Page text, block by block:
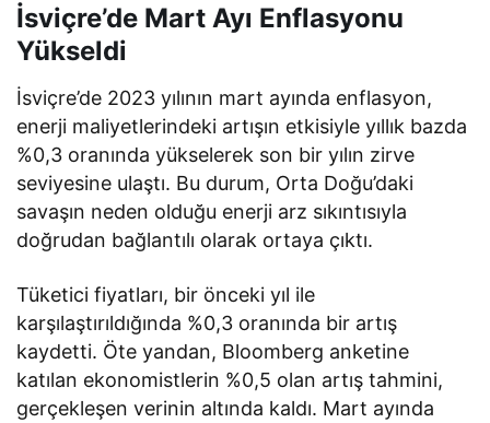
İsviçre’de Mart Ayı Enflasyonu
Yükseldi
İsviçre’de 2023 yılının mart ayında enflasyon,
enerji maliyetlerindeki artışın etkisiyle yıllık bazda
%0,3 oranında yükselerek son bir yılın zirve
seviyesine ulaştı. Bu durum, Orta Doğu’daki
savaşın neden olduğu enerji arz sıkıntısıyla
doğrudan bağlantılı olarak ortaya çıktı.
Tüketici fiyatları, bir önceki yıl ile
karşılaştırıldığında %0,3 oranında bir artış
kaydetti. Öte yandan, Bloomberg anketine
katılan ekonomistlerin %0,5 olan artış tahmini,
gerçekleşen verinin altında kaldı. Mart ayında